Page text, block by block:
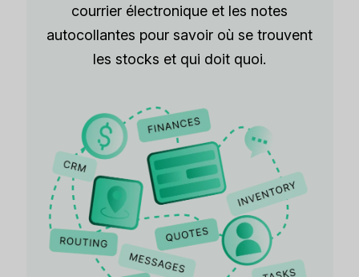
courrier électronique et les notes
autocollantes pour savoir où se trouvent
les stocks et qui doit quoi.